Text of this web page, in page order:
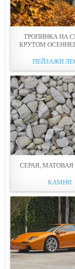
ТРОПИНКА НА
КРУТОМ
ПЕЙЗАЖИ
СЕРАЯ, МАТОВАЯ
КАМНИ